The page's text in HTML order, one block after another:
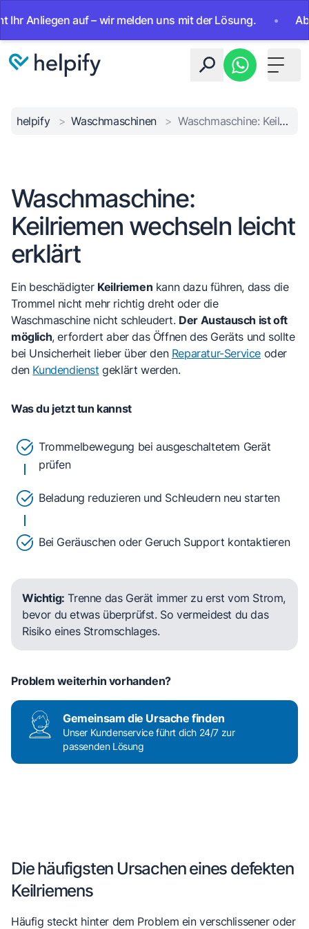
auf – wir melden uns mit der Lösung. • Ab
Toggle
helpify > Waschmaschinen > Waschmaschine: Keilriemen wechseln leicht erklärt
Waschmaschine:
Keilriemen wechseln leicht
erklärt
Ein beschädigter Keilriemen kann dazu führen, dass die
Trommel nicht mehr richtig dreht oder die
Waschmaschine nicht schleudert. Der Austausch ist oft
möglich, erfordert aber das Öffnen des Geräts und sollte
bei Unsicherheit lieber über den Reparatur-Service oder
den Kundendienst geklärt werden.
Was du jetzt tun kannst
Trommelbewegung bei ausgeschaltetem Gerät
prüfen
Beladung reduzieren und Schleudern neu starten
Bei Geräuschen oder Geruch Support kontaktieren
Wichtig: Trenne das Gerät immer zu erst vom Strom,
bevor du etwas überprüfst. So vermeidest du das
Risiko eines Stromschlages.
Problem weiterhin vorhanden?
Gemeinsam die Ursache finden
Unser Kundenservice führt dich 24/7 zur
passenden Lösung
Die häufigsten Ursachen eines defekten
Keilriemens
Häufig steckt hinter dem Problem ein verschlissener oder